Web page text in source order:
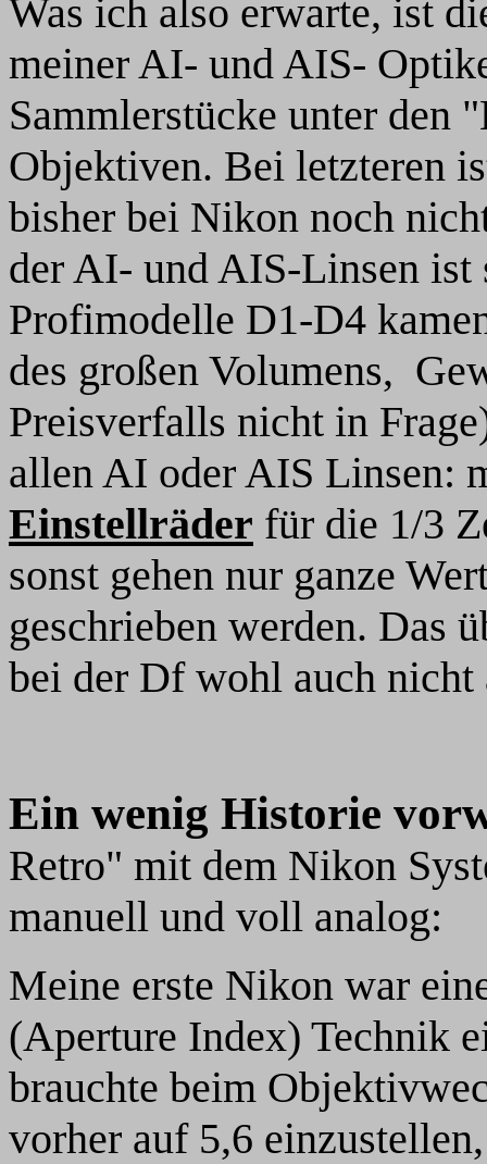
Was ich also erwarte, ist
meiner AI- und AIS-
Sammlerstücke unter den
Objektiven. Bei letzteren
bisher bei Nikon noch
der AI- und AIS-Linsen
Profimodelle D1-D4
des großen Volumens,
Preisverfalls nicht in
allen AI oder AIS Linsen:
Einstellräder für die 1/3
sonst gehen nur ganze
geschrieben werden. Das
bei der Df wohl auch nicht
Ein wenig Historie
Retro" mit dem Nikon
manuell und voll analog:
Meine erste Nikon war
(Aperture Index) Technik
brauchte beim
vorher auf 5,6